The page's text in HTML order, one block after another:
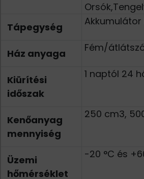
Tápegység
Akkumulátor
Ház anyaga Fém/
Kiürítési
időszak
1 naptól 24
Kenőanyag
mennyiség
250 cm3,
Üzemi
hőmérséklet
-20 °C és